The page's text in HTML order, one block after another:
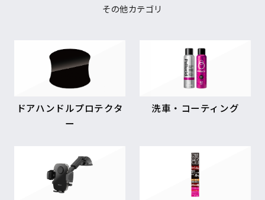
その他カテゴリ
ドアハンドルプロテクタ
ー
洗車・コーティング